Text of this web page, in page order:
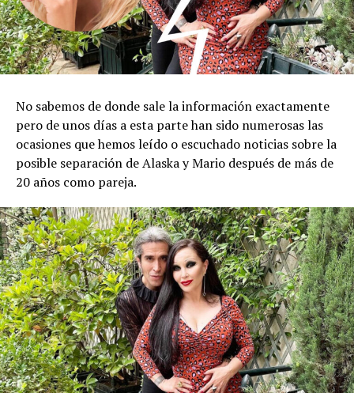
No sabemos de donde sale la información exactamente
pero de unos días a esta parte han sido numerosas las
ocasiones que hemos leído o escuchado noticias sobre la
posible separación de Alaska y Mario después de más de
20 años como pareja.